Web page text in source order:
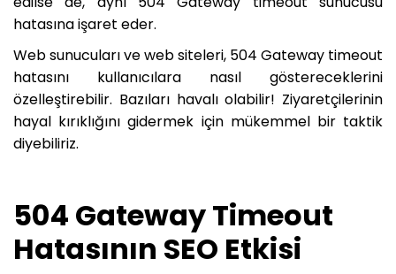
hatasına işaret eder.
Web sunucuları ve web siteleri, 504 Gateway timeout
hatasını kullanıcılara nasıl göstereceklerini
özelleştirebilir. Bazıları havalı olabilir! Ziyaretçilerinin
hayal kırıklığını gidermek için mükemmel bir taktik
diyebiliriz.
504 Gateway Timeout
Hatasının SEO Etkisi